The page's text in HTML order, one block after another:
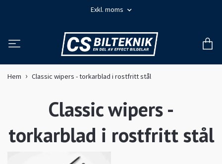
Exkl. moms
Hem Classic wipers - torkarblad i rostfritt stål
Classic wipers -
torkarblad i rostfritt stål